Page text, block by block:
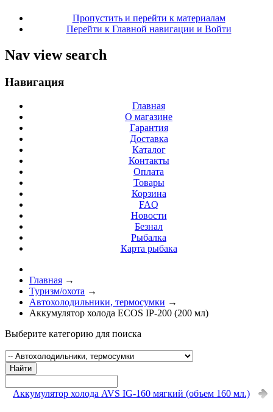
Пропустить и перейти к материалам
Перейти к Главной навигации и Войти
Nav view search
Навигация
Главная
О магазине
Гарантия
Доставка
Каталог
Контакты
Оплата
Товары
Корзина
FAQ
Новости
Безнал
Рыбалка
Карта рыбака
Главная →
Туризм/охота →
Автохолодильники, термосумки →
Аккумулятор холода ECOS IP-200 (200 мл)
Выберите категорию для поиска
Найти
Аккумулятор холода AVS IG-160 мягкий (объем 160 мл.)